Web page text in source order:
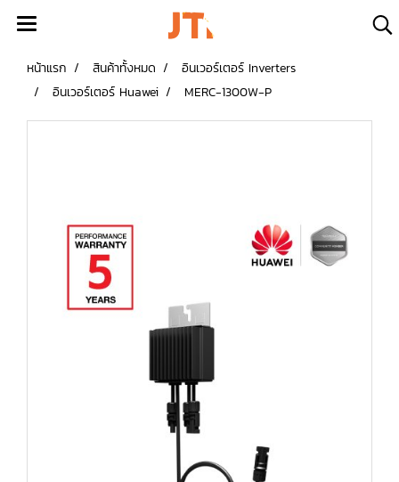
หน้าแรก สินค้าทั้งหมด
อินเวอร์เตอร์ Inverters
อินเวอร์เตอร์ Huawei
MERC-1300W-P